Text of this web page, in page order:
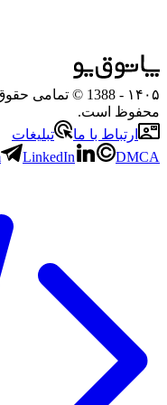
۱۴۰۵
- 1388 ©
محفوظ است.
ارتباط با ما
تبلیغات
LinkedIn DMCA